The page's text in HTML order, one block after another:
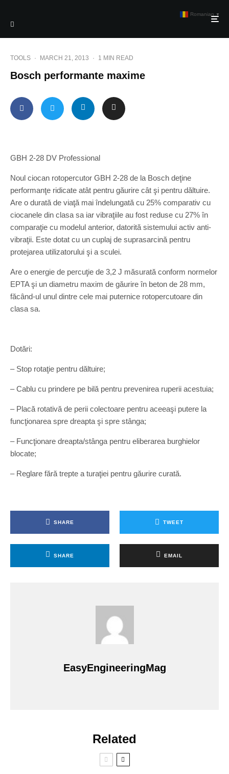
TOOLS · MARCH 21, 2013 · 1 MIN READ
Bosch performante maxime
GBH 2-28 DV Professional
Noul ciocan rotopercutor GBH 2-28 de la Bosch deţine
performanţe ridicate atât pentru găurire cât şi pentru dăltuire.
Are o durată de viaţă mai îndelungată cu 25% comparativ cu
ciocanele din clasa sa iar vibraţiile au fost reduse cu 27% în
comparaţie cu modelul anterior, datorită sistemului activ anti-
vibraţii. Este dotat cu un cuplaj de suprasarcină pentru
protejarea utilizatorului şi a sculei.
Are o energie de percuţie de 3,2 J măsurată conform normelor
EPTA şi un diametru maxim de găurire în beton de 28 mm,
făcând-ul unul dintre cele mai puternice rotopercutoare din
clasa sa.
Dotări:
– Stop rotaţie pentru dăltuire;
– Cablu cu prindere pe bilă pentru prevenirea ruperii acestuia;
– Placă rotativă de perii colectoare pentru aceeaşi putere la
funcţionarea spre dreapta şi spre stânga;
– Funcţionare dreapta/stânga pentru eliberarea burghielor
blocate;
– Reglare fără trepte a turaţiei pentru găurire curată.
SHARE TWEET
SHARE EMAIL
EasyEngineeringMag
Related
Romanian ▼